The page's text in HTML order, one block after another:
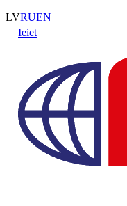
LVRUEN
Ieiet